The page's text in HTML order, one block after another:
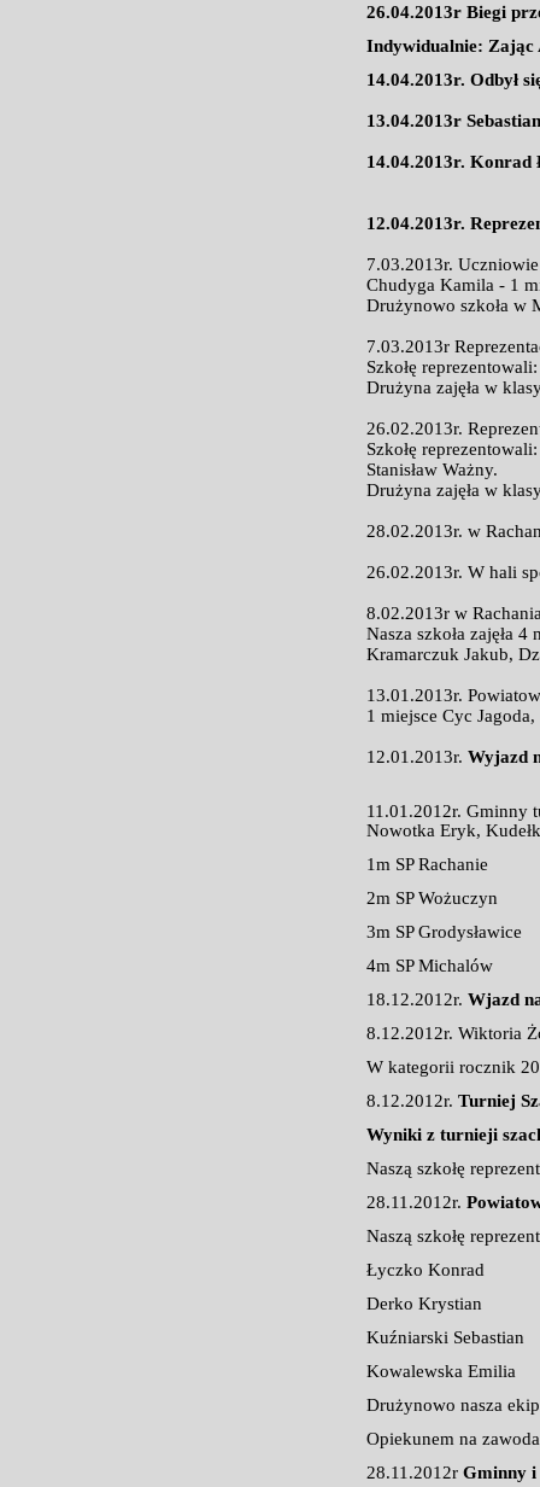
26.04.2013r Biegi
Indywidualnie: Zając
14.04.2013r. Odbył
13.04.2013r
14.04.2013r. Konrad
12.04.2013r.
7.03.2013r.
Chudyga Kamila - 1
Drużynowo szkoła w
7.03.2013r
Szkołę
Drużyna zajęła w
26.02.2013r.
Szkołę
Stanisław Ważny.
Drużyna zajęła w
28.02.2013r. w
26.02.2013r. W hali
8.02.2013r w
Nasza szkoła zajęła
Kramarczuk Jakub,
13.01.2013r.
1 miejsce Cyc
12.01.2013r. Wyjazd
11.01.2012r. Gminny
Nowotka Eryk,
1m SP Rachanie
2m SP Wożuczyn
3m SP Grodysławice
4m SP Michalów
18.12.2012r. Wjazd
8.12.2012r. Wiktoria
W kategorii rocznik
8.12.2012r. Turniej
Wyniki z turnieji
Naszą szkołę
28.11.2012r.
Naszą szkołę
Łyczko Konrad
Derko Krystian
Kuźniarski Sebastian
Kowalewska Emilia
Drużynowo nasza
Opiekunem na
28.11.2012r Gminny i